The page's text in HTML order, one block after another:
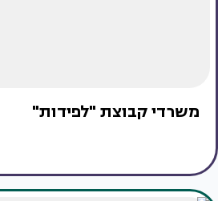
משרדי קבוצת "לפידות"